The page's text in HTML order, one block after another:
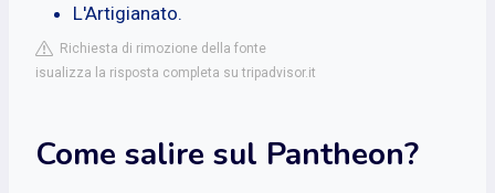
L'Artigianato.
Richiesta di rimozione della fonte
isualizza la risposta completa su tripadvisor.it
Come salire sul Pantheon?